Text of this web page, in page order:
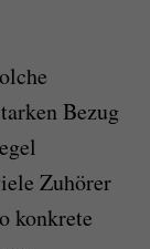
Bezug
Zuhörer
konkrete